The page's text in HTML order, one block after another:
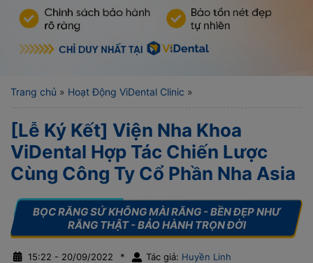
Trang chủ » Hoạt Động ViDental Clinic »
[Lễ Ký Kết] Viện Nha Khoa
ViDental Hợp Tác Chiến Lược
Cùng Công Ty Cổ Phần Nha Asia
15:22 - 20/09/2022 * Tác giả: Huyền Linh